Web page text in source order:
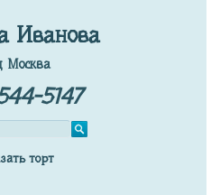
Иванова
Москва
5147
торт